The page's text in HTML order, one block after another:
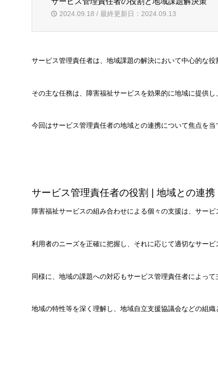
2024.09.18 / 最終更新日：2024.09.13
サービス管理責任者は、地域課題の解決において中心的な役
その主な任務は、障害福祉サービスを効果的に地域に提供
今回はサービス管理責任者の地域との連携について焦点を
サービス管理責任者の役割 | 地域との連携
障害福祉サービスの組み合わせによる個々の支援は、サー
利用者のニーズを正確に把握し、それに応じて適切なサー
同様に、地域の課題への対応もサービス管理責任者によって
地域の特性等を深く理解し、地域自立支援協議会などの組